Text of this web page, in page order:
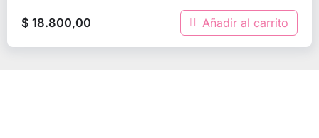
$ 18.800,00 Añadir al carrito
Copyright © 2026 Aprende con Polish | Powered by
Tema Astra para WordPress